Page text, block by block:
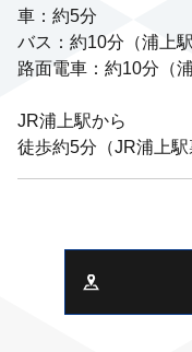
車：約5分
バス：約10分（浦上
路面電車：約10分（
JR浦上駅から
徒歩約5分（JR浦上駅